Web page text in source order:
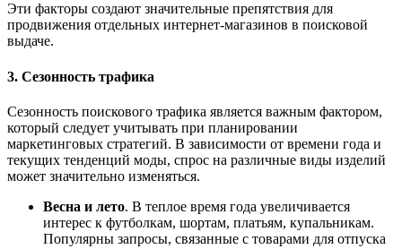
Эти факторы создают значительные препятствия для
продвижения отдельных интернет-магазинов в поисковой
выдаче.
3. Сезонность трафика
Сезонность поискового трафика является важным фактором,
который следует учитывать при планировании
маркетинговых стратегий. В зависимости от времени года и
текущих тенденций моды, спрос на различные виды изделий
может значительно изменяться.
Весна и лето. В теплое время года увеличивается
интерес к футболкам, шортам, платьям, купальникам.
Популярны запросы, связанные с товарами для отпуска